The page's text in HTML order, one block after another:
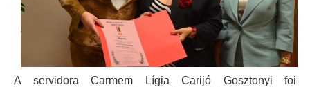
A servidora Carmem Lígia Carijó Gosztonyi foi